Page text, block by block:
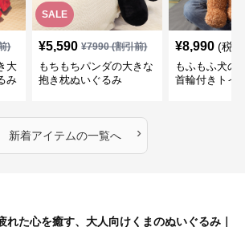
)
大
み
SALE
¥5,590 ¥7990(割引前)
もちもちパンダの大きな
抱き枕ぬいぐるみ
¥8,990 (税
もふもふ犬の
首輪付きトイ
新着アイテムの一覧へ ›
れた心を癒す、大人向けくまのぬいぐるみ｜